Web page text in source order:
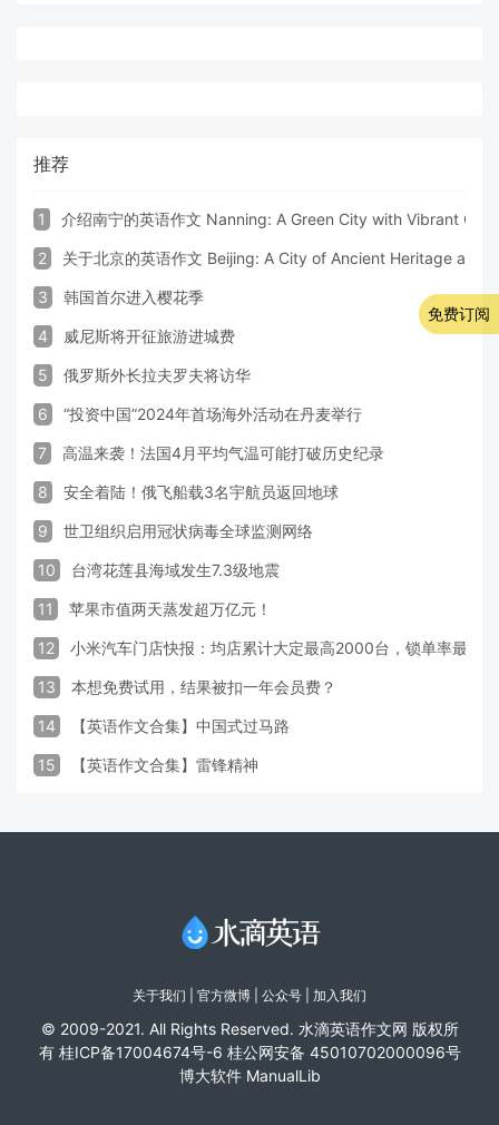
推荐
1 介绍南宁的英语作文 Nanning: A Green City with Vibrant
2 关于北京的英语作文 Beijing: A City of Ancient Heritage and
3 韩国首尔进入樱花季
4 威尼斯将开征旅游进城费
5 俄罗斯外长拉夫罗夫将访华
6 “投资中国”2024年首场海外活动在丹麦举行
7 高温来袭！法国4月平均气温可能打破历史纪录
8 安全着陆！俄飞船载3名宇航员返回地球
9 世卫组织启用冠状病毒全球监测网络
10 台湾花莲县海域发生7.3级地震
11 苹果市值两天蒸发超万亿元！
12 小米汽车门店快报：均店累计大定最高2000台，锁单率最高
13 本想免费试用，结果被扣一年会员费？
14 【英语作文合集】中国式过马路
15 【英语作文合集】雷锋精神
关于我们 官方微博 | 公众号 | 加入我们
© 2009-2021. All Rights Reserved. 水滴英语作文网 版权所
有 桂ICP备17004674号-6 桂公网安备 45010702000096号
博大软件 ManualLib
免费订阅